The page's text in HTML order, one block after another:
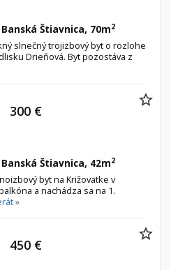
Štiavnica, 70m2
slnečný trojizbový byt o rozlohe
Drieňová. Byt pozostáva z
Štiavnica, 42m2
byt na Križovatke v
a nachádza sa na 1.
»
300 €
450 €